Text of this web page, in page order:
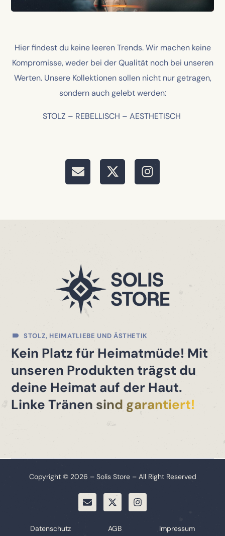
Hier findest du keine leeren Trends. Wir machen keine
Kompromisse, weder bei der Qualität noch bei unseren
Werten. Unsere Kollektionen sollen nicht nur getragen,
sondern auch gelebt werden:
STOLZ – REBELLISCH – AESTHETISCH
STOLZ, HEIMATLIEBE UND ÄSTHETIK
Kein Platz für Heimatmüde! Mit
unseren Produkten trägst du
deine Heimat auf der Haut.
Linke Tränen sind garantiert!
Copyright © 2026 – Solis Store – All Right Reserved
Datenschutz AGB Impressum